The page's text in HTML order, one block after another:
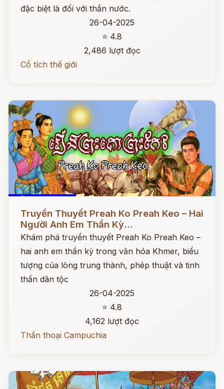
đặc biệt là đối với thần nước.
26-04-2025
⭐ 4.8
2,486 lượt đọc
Cổ tích thế giới
Đọc ngay
Truyền Thuyết Preah Ko Preah Keo – Hai
Người Anh Em Thần Kỳ...
Khám phá truyền thuyết Preah Ko Preah Keo –
hai anh em thần kỳ trong văn hóa Khmer, biểu
tượng của lòng trung thành, phép thuật và tinh
thần dân tộc
26-04-2025
⭐ 4.8
4,162 lượt đọc
Thần thoại Campuchia